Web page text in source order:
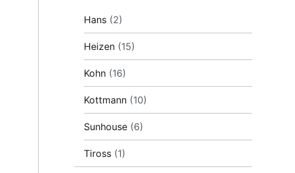
Hans (2)
Heizen (15)
Kohn (16)
Kottmann (10)
Sunhouse (6)
Tiross (1)